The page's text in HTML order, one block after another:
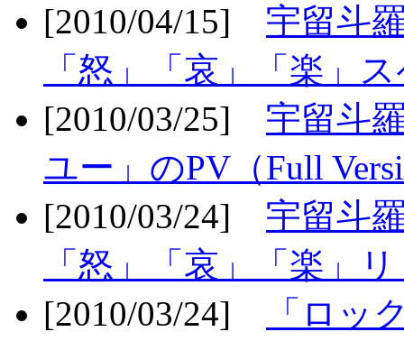
[2010/04/15] 宇留斗
「怒」「哀」「楽」
[2010/03/25] 宇留斗
ユー」のPV（Full
[2010/03/24] 宇留斗
「怒」「哀」「楽」
[2010/03/24]
「ロッ